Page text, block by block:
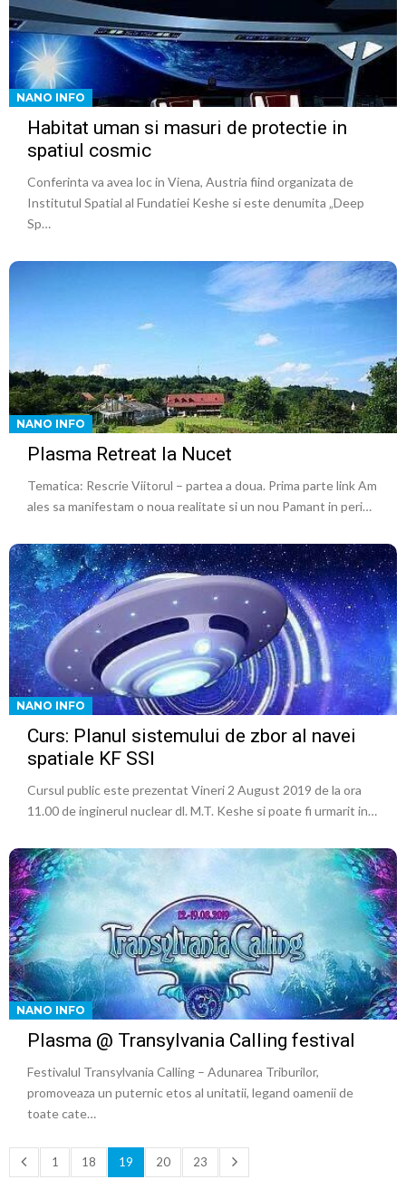
NANO INFO
Habitat uman si masuri de protectie in
spatiul cosmic
Conferinta va avea loc in Viena, Austria fiind organizata de
Institutul Spatial al Fundatiei Keshe si este denumita „Deep
Sp…
NANO INFO
Plasma Retreat la Nucet
Tematica: Rescrie Viitorul – partea a doua. Prima parte link Am
ales sa manifestam o noua realitate si un nou Pamant in peri…
NANO INFO
Curs: Planul sistemului de zbor al navei
spatiale KF SSI
Cursul public este prezentat Vineri 2 August 2019 de la ora
11.00 de inginerul nuclear dl. M.T. Keshe si poate fi urmarit in…
NANO INFO
Plasma @ Transylvania Calling festival
Festivalul Transylvania Calling – Adunarea Triburilor,
promoveaza un puternic etos al unitatii, legand oamenii de
toate cate…
1 18 19 20 23